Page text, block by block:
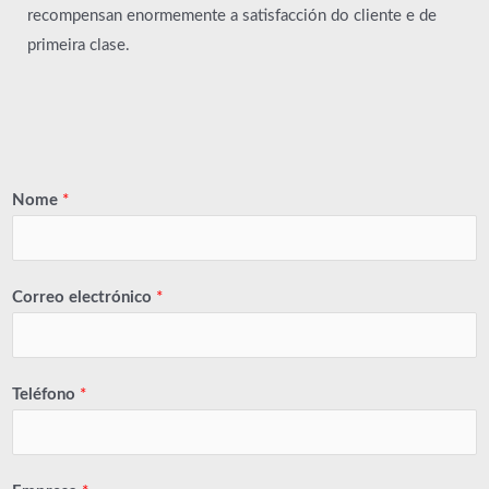
recompensan enormemente a satisfacción do cliente e de
primeira clase.
Nome *
Correo electrónico *
Teléfono *